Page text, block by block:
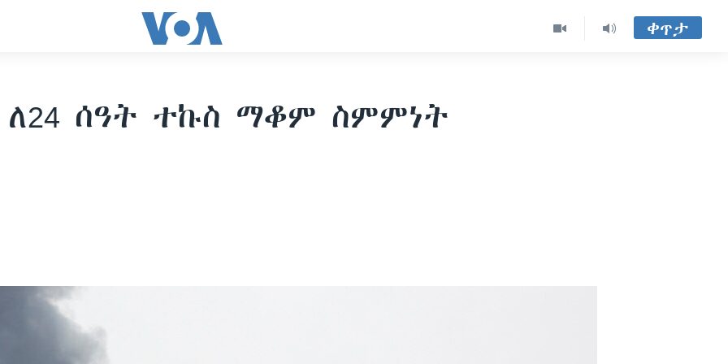
ቀጥታ
ለ24 ሰዓት ተኩስ ማቆም ስምምነት